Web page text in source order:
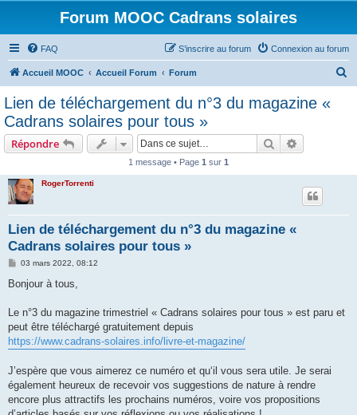
Forum MOOC Cadrans solaires
FAQ Connexion au forum
S’inscrire au forum
Accueil MOOC Accueil Forum Forum
Lien de téléchargement du n°3 du magazine «
Cadrans solaires pour tous »
Répondre Rechercher
1 message • Page 1 sur 1
RogerTorrenti
Lien de téléchargement du n°3 du magazine «
Cadrans solaires pour tous »
M
s
g
03 mars 2022, 08:12
Bonjour à tous,
Le n°3 du magazine trimestriel « Cadrans solaires pour tous » est paru et
peut être téléchargé gratuitement depuis
https://www.cadrans-solaires.info/livre-et-magazine/
J’espère que vous aimerez ce numéro et qu‘il vous sera utile. Je serai
également heureux de recevoir vos suggestions de nature à rendre
encore plus attractifs les prochains numéros, voire vos propositions